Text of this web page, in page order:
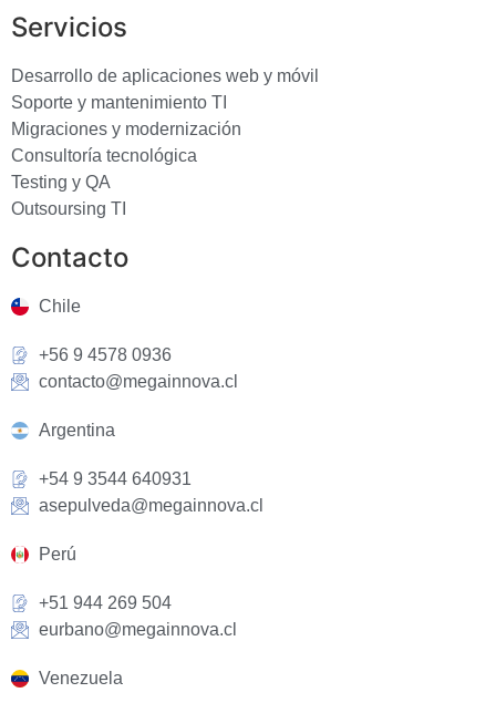
Servicios
Desarrollo de aplicaciones web y móvil
Soporte y mantenimiento TI
Migraciones y modernización
Consultoría tecnológica
Testing y QA
Outsoursing TI
Contacto
Chile
+56 9 4578 0936
contacto@megainnova.cl
Argentina
+54 9 3544 640931
asepulveda@megainnova.cl
Perú
+51 944 269 504
eurbano@megainnova.cl
Venezuela